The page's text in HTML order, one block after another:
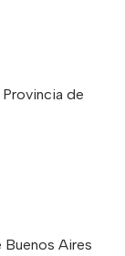
de
Aires